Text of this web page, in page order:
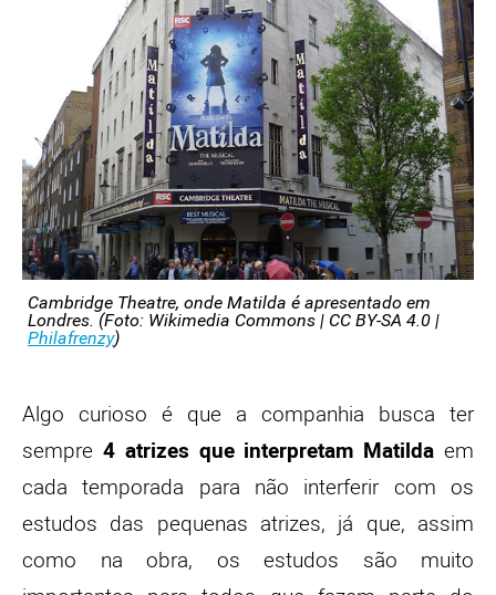
Cambridge Theatre, onde Matilda é apresentado em
Londres. (Foto: Wikimedia Commons | CC BY-SA 4.0 |
Philafrenzy)
Algo curioso é que a companhia busca ter
sempre 4 atrizes que interpretam Matilda em
cada temporada para não interferir com os
estudos das pequenas atrizes, já que, assim
como na obra, os estudos são muito